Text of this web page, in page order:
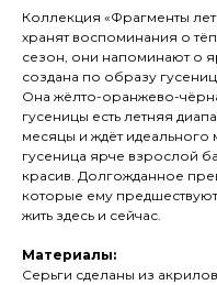
Коллекция «Фрагменты
хранят воспоминания о
сезон, они напоминают о
создана по образу
Она жёлто-оранжево-
гусеницы есть летняя
месяцы и ждёт
гусеница ярче взрослой
красив. Долгожданное
которые ему
жить здесь и сейчас.
Материалы:
Серьги сделаны из